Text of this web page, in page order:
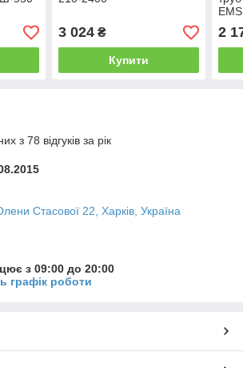
3 024₴
Купити
2
з 78 відгуків за рік
Стасової 22, Харків, Україна
з 09:00 до 20:00
графік роботи